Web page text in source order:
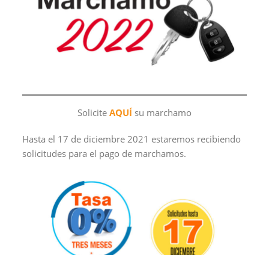
Solicite AQUÍsu marchamo
Hasta el 17 de diciembre 2021 estaremos recibiendo
solicitudes para el pago de marchamos.